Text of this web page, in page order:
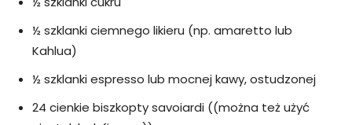
½ szklanki ciemnego likieru (np. amaretto lub
Kahlua)
½ szklanki espresso lub mocnej kawy, ostudzonej
24 cienkie biszkopty savoiardi ((można też użyć